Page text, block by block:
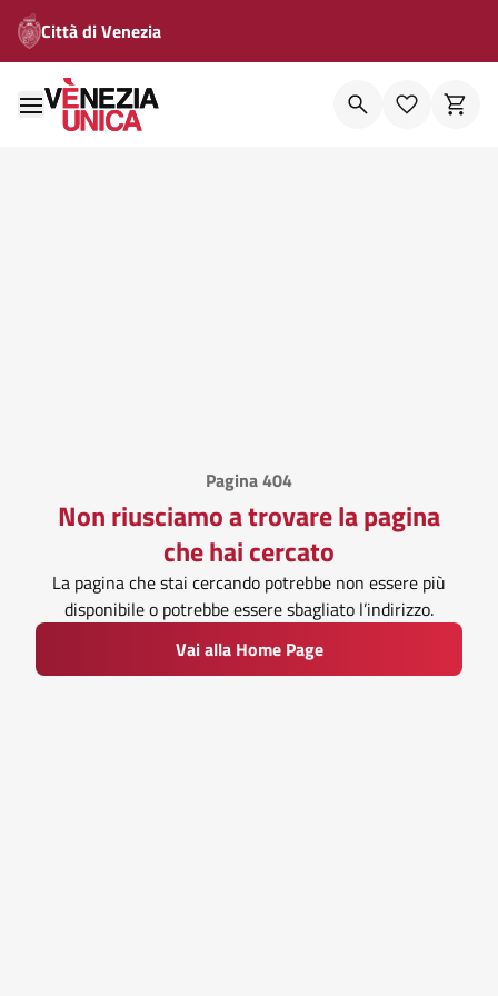
Città di Venezia
Pagina 404
Non riusciamo a trovare la pagina
che hai cercato
La pagina che stai cercando potrebbe non essere più
disponibile o potrebbe essere sbagliato l’indirizzo.
Vai alla Home Page